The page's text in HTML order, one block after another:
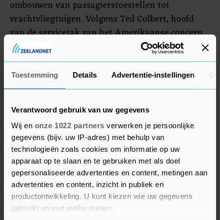
Toestemming Details Advertentie-instellingen
Verantwoord gebruik van uw gegevens
Wij en onze 1022 partners verwerken je persoonlijke
gegevens (bijv. uw IP-adres) met behulp van
technologieën zoals cookies om informatie op uw
apparaat op te slaan en te gebruiken met als doel
gepersonaliseerde advertenties en content, metingen aan
advertenties en content, inzicht in publiek en
productontwikkeling. U kunt kiezen wie uw gegevens
gebruikt en met welke doelen.
ombouwen van passagierstoestellen tot
vrachtvliegtuigen. Volgens Ted Colbert, hoofd
van de servicetak van het Amerikaanse concern,
is de capaciteit op dit vlak sinds het begin van de
pandemie bijna verdubbeld.
Winst
Tesla won 3,9 procent. Elon Musk, topman van
Tesla, zou vorig jaar november in totaal meer
dan 5 miljoen aandelen van 's werelds meest
waardevolle autofabrikant hebben gedoneerd aan
een goed doel. De donatie was 5,7 miljard dollar
of omgerekend ruim 5 miljard euro waard.
Volgens kenners zou de schenking van de Tesla-
aandelen een enorm belastingvoordeel opleveren